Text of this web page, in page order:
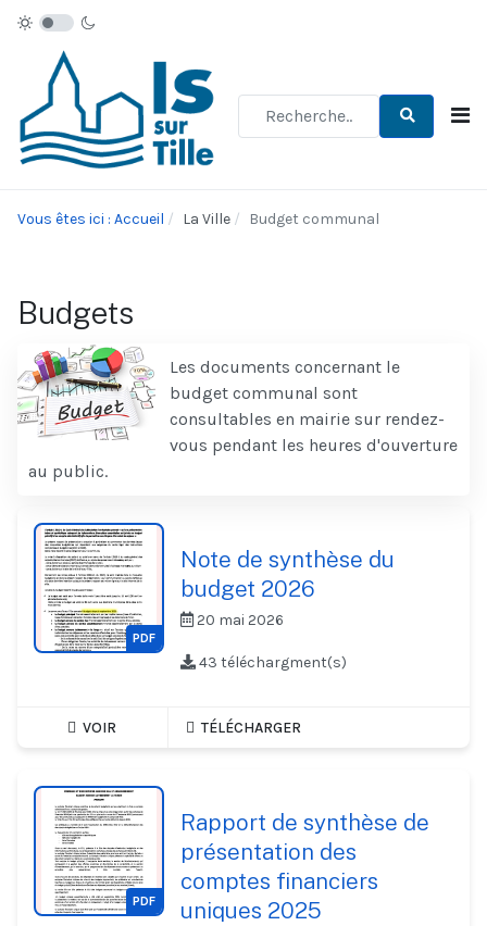
Vous êtes ici : Accueil La Ville Budget communal
Budgets
Les documents concernant le
budget communal sont
consultables en mairie sur rendez-
vous pendant les heures d'ouverture
au public.
PDF
Note de synthèse du
budget 2026
20 mai 2026
43 téléchargment(s)
VOIR TÉLÉCHARGER
PDF
Rapport de synthèse de
présentation des
comptes financiers
uniques 2025